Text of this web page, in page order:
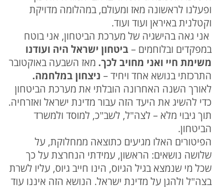
ופעלנו לראשונה מאז ומעולם, במהלומה מדויקת
וקטלנית באיראן ועוד ועוד.
אני גאה בהישגיה של מערכת הביטחון, אני בוטח
במפקדים ובלוחמים – ביטחון ישראל היה ועודנו
משימת חיי ואני מחויב לכך. מאז השבעה באוקטובר
התרכזתי בנושא אחד ויחיד – ניצחון במלחמה.
לאורך השנה האחרונה הובלתי את מערכת הביטחון
כדי להשיג את היעד הזה עבור מדינת ישראל ואזרחיה.
תוך גיבוי מלא – לצה"ל, לשב"כ, למוסד ולמשרד
הביטחון.
הפיטורים האלו מגיעים כתוצאה ממחלוקת, על
שלושה נושאים: הראשון, עמידתי הנחרצת על כך
שכל מי שנמצא בגיל הגיוס, הינו חייב גיוס, עליו לשרת
בצה"ל ולהגן על מדינת ישראל. הנושא הזה איננו עוד